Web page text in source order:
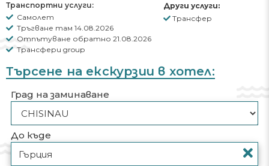
Други услуги:
Трансфер
Транспортни услуги:
Самолет
Тръгване там 14.08.2026
Отпътуване обратно 21.08.2026
Трансфери group
Търсене на екскурзии в хотел:
Град на заминаване
До къде